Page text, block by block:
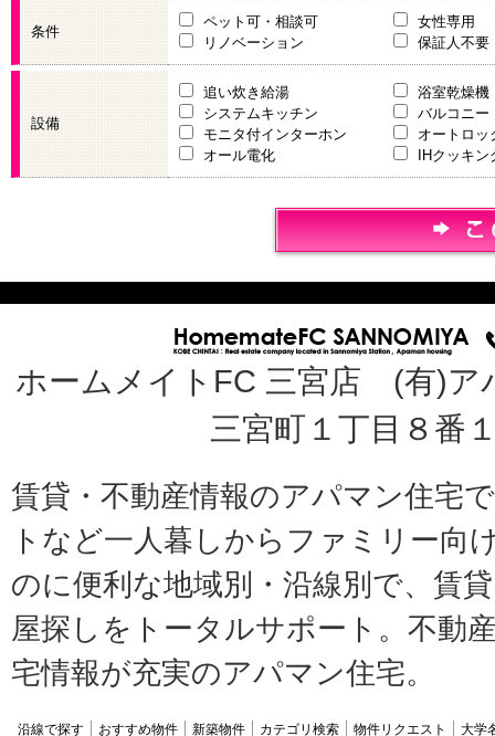
条件
ペット可・相談可
女性専用
リノベーション
保証人不要
設備
追い炊き給湯
浴室乾燥機
システムキッチン
バルコニー
モニタ付インターホン
オートロッ
オール電化
IHクッキ
ホームメイトFC 三宮店 (有)
三宮町１丁目８番
賃貸・不動産情報のアパマン住宅
トなど一人暮しからファミリー向
のに便利な地域別・沿線別で、賃
屋探しをトータルサポート。不動
宅情報が充実のアパマン住宅。
沿線で探す おすすめ物件 新築物件 カテゴリ検索 物件リクエスト 大学